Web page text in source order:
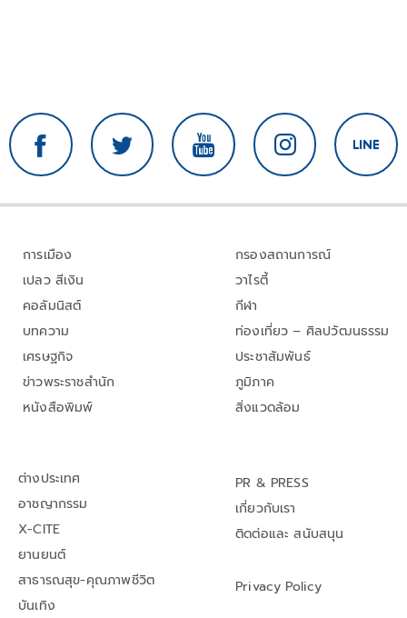
การเมือง
เปลว สีเงิน
คอลัมนิสต์
บทความ
เศรษฐกิจ
ข่าวพระราชสำนัก
หนังสือพิมพ์
กรองสถานการณ์
วาไรตี้
กีฬา
ท่องเที่ยว – ศิลปวัฒนธรรม
ประชาสัมพันธ์
ภูมิภาค
สิ่งแวดล้อม
ต่างประเทศ
อาชญากรรม
X-CITE
ยานยนต์
สาธารณสุข-คุณภาพชีวิต
บันเทิง
PR & PRESS
เกี่ยวกับเรา
ติดต่อและ สนับสนุน
Privacy Policy